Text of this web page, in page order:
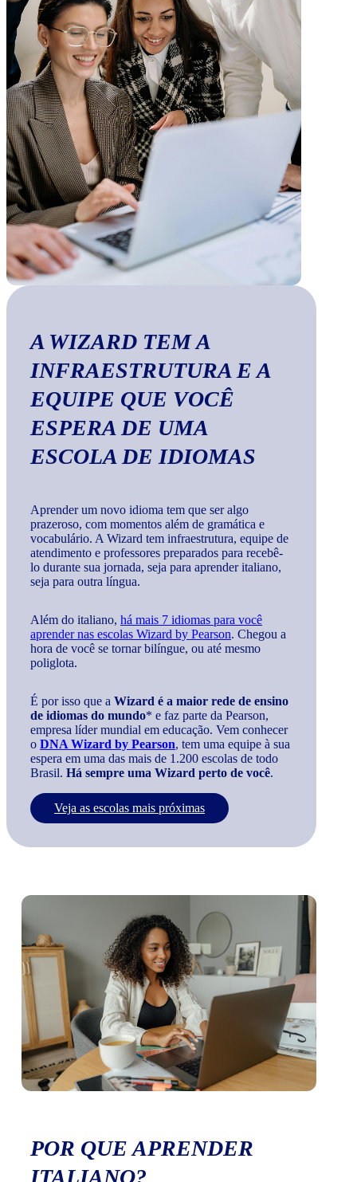
A WIZARD TEM A
INFRAESTRUTURA E A
EQUIPE QUE VOCÊ
ESPERA DE UMA
ESCOLA DE IDIOMAS
Aprender um novo idioma tem que ser algo
prazeroso, com momentos além de gramática e
vocabulário. A Wizard tem infraestrutura, equipe de
atendimento e professores preparados para recebê-
lo durante sua jornada, seja para aprender italiano,
seja para outra língua.
Além do italiano, há mais 7 idiomas para você
aprender nas escolas Wizard by Pearson. Chegou a
hora de você se tornar bilíngue, ou até mesmo
poliglota.
É por isso que a Wizard é a maior rede de ensino
de idiomas do mundo* e faz parte da Pearson,
empresa líder mundial em educação. Vem conhecer
o DNA Wizard by Pearson, tem uma equipe à sua
espera em uma das mais de 1.200 escolas de todo
Brasil. Há sempre uma Wizard perto de você.
Veja as escolas mais próximas
POR QUE APRENDER
ITALIANO?